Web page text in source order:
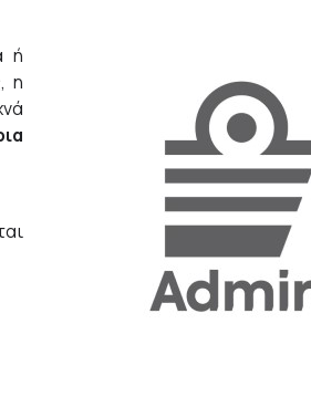
ή
η
«Η ακρίβεια «γονατίζει»
την κοινωνία - Νέα μεγάλη
έρευνα της Pulse για το
ΟΙΚΟΝΟΜΙΑ 23/07/2026, 12:50
Aktor: Δεν θα γίνουν
δεκτές προσφορές κάτω